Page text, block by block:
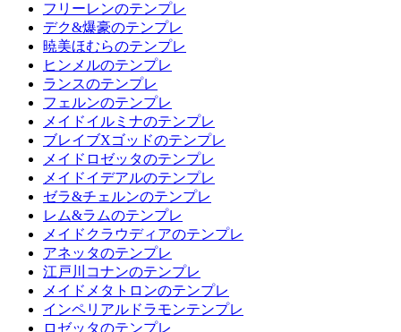
フリーレンのテンプレ
デク&爆豪のテンプレ
暁美ほむらのテンプレ
ヒンメルのテンプレ
ランスのテンプレ
フェルンのテンプレ
メイドイルミナのテンプレ
ブレイブXゴッドのテンプレ
メイドロゼッタのテンプレ
メイドイデアルのテンプレ
ゼラ&チェルンのテンプレ
レム&ラムのテンプレ
メイドクラウディアのテンプレ
アネッタのテンプレ
江戸川コナンのテンプレ
メイドメタトロンのテンプレ
インペリアルドラモンテンプレ
ロゼッタのテンプレ